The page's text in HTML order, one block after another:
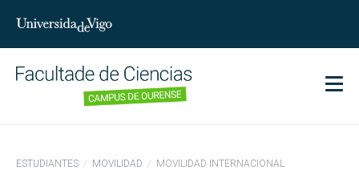
ESTUDIANTES MOVILIDAD MOVILIDAD INTERNACIONAL